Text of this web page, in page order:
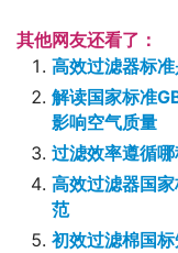
其他网友还看了：
高效过滤器标
解读国家标准
影响空气质量
过滤效率遵循
高效过滤器国
范
初效过滤棉国